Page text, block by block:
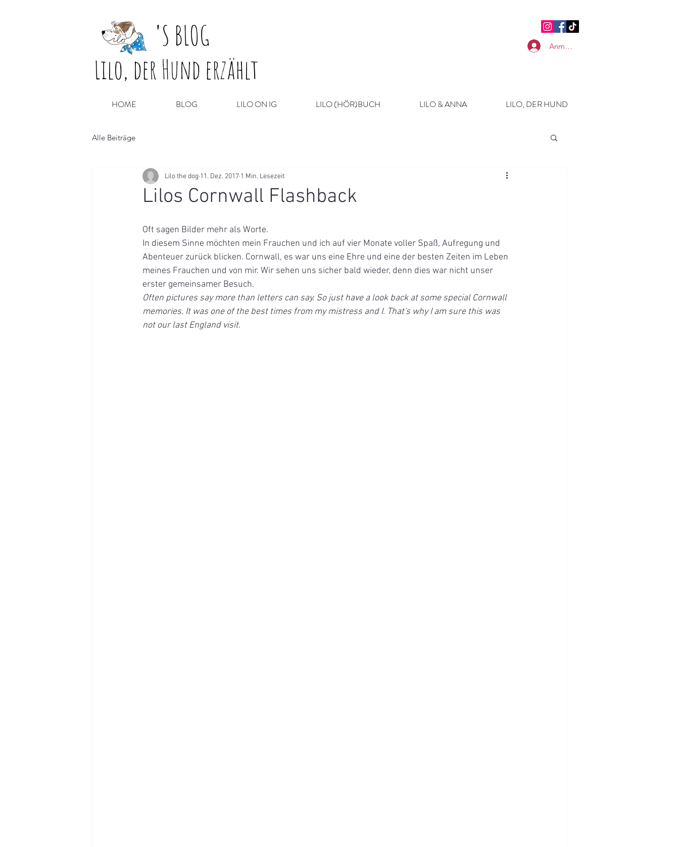
'S BLOG
Lilo, der Hund erzählt
Anmelden
HOME BLOG LILO ON IG LILO (HÖR)BUCH LILO & ANNA LILO, DER HUND
Alle Beiträge
Lilos Cornwall Flashback
Lilo the dog 11. Dez. 2017 1 Min. Lesezeit
Oft sagen Bilder mehr als Worte.
In diesem Sinne möchten mein Frauchen und ich auf vier Monate voller Spaß, Aufregung und
Abenteuer zurück blicken. Cornwall, es war uns eine Ehre und eine der besten Zeiten im Leben
meines Frauchen und von mir. Wir sehen uns sicher bald wieder, denn dies war nicht unser
erster gemeinsamer Besuch.
Often pictures say more than letters can say. So just have a look back at some special Cornwall
memories. It was one of the best times from my mistress and I. That's why I am sure this was
not our last England visit.